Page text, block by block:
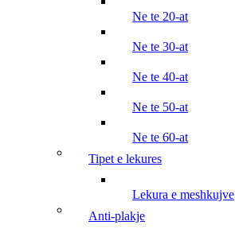
ne te 20-at
ne te 30-at
ne te 40-at
ne te 50-at
ne te 60-at
tipet e lekures
lekura e meshkujve
anti-plakje